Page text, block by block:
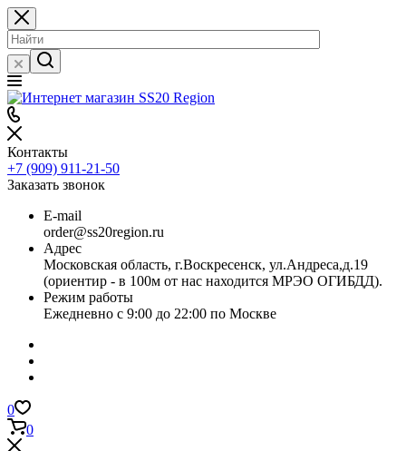
Контакты
+7 (909) 911-21-50
Заказать звонок
E-mail
order@ss20region.ru
Адрес
Московская область, г.Воскресенск, ул.Андреса,д.19
(ориентир - в 100м от нас находится МРЭО ОГИБДД).
Режим работы
Ежедневно с 9:00 до 22:00 по Москве
0
0